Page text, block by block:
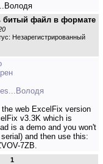
битый файл в формате
Незарегистрированный
the web ExcelFix version
v3.3K which is
is a demo and you won't
and then use this:
7ZB.
1